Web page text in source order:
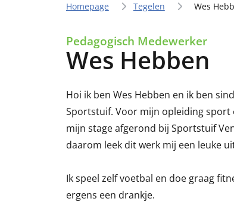
Homepage Tegelen Wes
Pedagogisch Medewerker
Wes Hebben
Hoi ik ben Wes Hebben en ik ben
Sportstuif. Voor mijn opleiding sport
mijn stage afgerond bij Sportstuif
daarom leek dit werk mij een leuke
Ik speel zelf voetbal en doe graag
ergens een drankje.